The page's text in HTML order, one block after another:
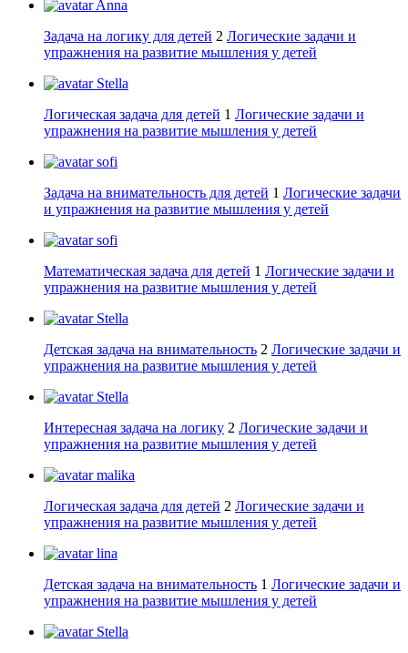
Anna
Задача на логику для детей 2 Логические задачи и
упражнения на развитие мышления у детей
Stella
Логическая задача для детей 1 Логические задачи и
упражнения на развитие мышления у детей
sofi
Задача на внимательность для детей 1 Логические задачи
и упражнения на развитие мышления у детей
sofi
Математическая задача для детей 1 Логические задачи и
упражнения на развитие мышления у детей
Stella
Детская задача на внимательность 2 Логические задачи и
упражнения на развитие мышления у детей
Stella
Интересная задача на логику 2 Логические задачи и
упражнения на развитие мышления у детей
malika
Логическая задача для детей 2 Логические задачи и
упражнения на развитие мышления у детей
lina
Детская задача на внимательность 1 Логические задачи и
упражнения на развитие мышления у детей
Stella